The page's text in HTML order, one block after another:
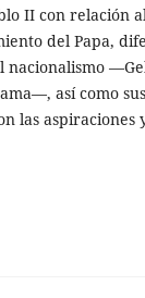
II con relación
del Papa,
nacionalismo
así como
las aspiraciones